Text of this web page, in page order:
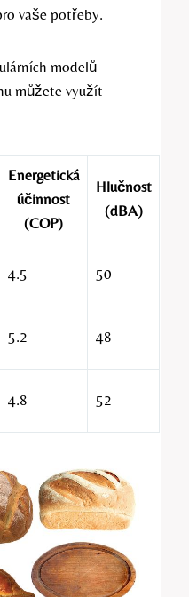
vaše potřeby.
modelů
můžete využít
Energetická
účinnost
(COP)
Hlučnost
(dBA)
4.5 50
5.2 48
4.8 52